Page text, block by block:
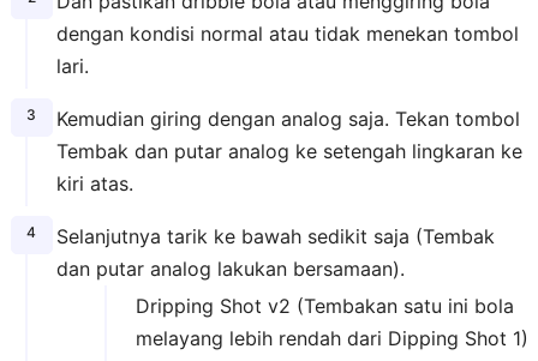
dengan kondisi normal atau tidak menekan tombol
lari.
Kemudian giring dengan analog saja. Tekan tombol
Tembak dan putar analog ke setengah lingkaran ke
kiri atas.
Selanjutnya tarik ke bawah sedikit saja (Tembak
dan putar analog lakukan bersamaan).
Dripping Shot v2 (Tembakan satu ini bola
melayang lebih rendah dari Dipping Shot 1)